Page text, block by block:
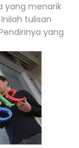
yang menarik
tulisan
yang